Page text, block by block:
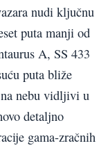
nudi ključnu
puta manji od
A, SS 433
puta bliže
nebu vidljivi u
detaljno
gama-zračnih